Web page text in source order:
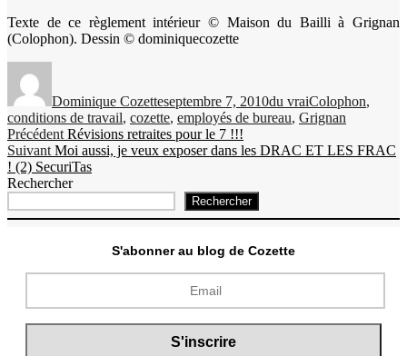
Texte de ce règlement intérieur © Maison du Bailli à Grignan
(Colophon). Dessin © dominiquecozette
Dominique Cozetteseptembre 7, 2010du vraiColophon,
conditions de travail, cozette, employés de bureau, Grignan
Navigation
de
l’article
Précédent Publication
précédente :
Révisions retraites pour le 7 !!!
Suivant Publication
suivante :
Moi aussi, je veux exposer dans les DRAC ET LES FRAC
! (2) SecuriTas
Rechercher
Rechercher
S'abonner au blog de Cozette